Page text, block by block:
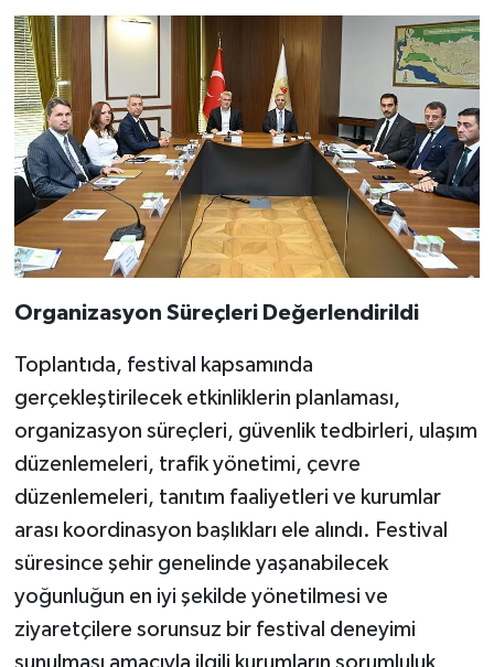
Organizasyon Süreçleri Değerlendirildi
Toplantıda, festival kapsamında
gerçekleştirilecek etkinliklerin planlaması,
organizasyon süreçleri, güvenlik tedbirleri, ulaşım
düzenlemeleri, trafik yönetimi, çevre
düzenlemeleri, tanıtım faaliyetleri ve kurumlar
arası koordinasyon başlıkları ele alındı. Festival
süresince şehir genelinde yaşanabilecek
yoğunluğun en iyi şekilde yönetilmesi ve
ziyaretçilere sorunsuz bir festival deneyimi
sunulması amacıyla ilgili kurumların sorumluluk